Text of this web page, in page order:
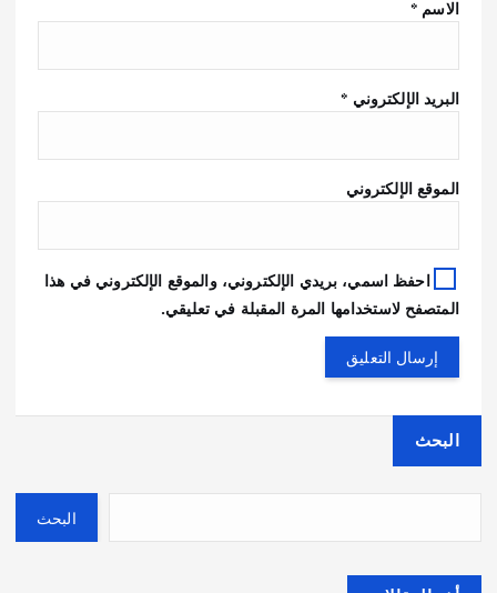
الاسم *
البريد الإلكتروني *
الموقع الإلكتروني
احفظ اسمي، بريدي الإلكتروني، والموقع الإلكتروني في هذا
المتصفح لاستخدامها المرة المقبلة في تعليقي.
البحث
البحث